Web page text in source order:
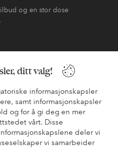
ditt valg!
informasjonskapsler
samt informasjonskapsler
og for å gi deg en mer
vårt. Disse
deler vi
vi samarbeider
og en stor dose
i vår FAQ. Du finner
du kan kontakte oss.